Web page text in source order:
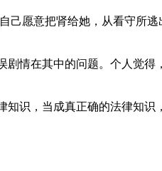
愿意把肾给她，从看守所
情在其中的问题。个人觉
识，当成真正确的法律知